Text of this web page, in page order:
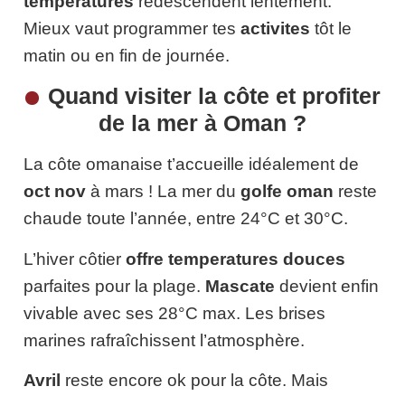
Mieux vaut programmer tes activites tôt le
matin ou en fin de journée.
Quand visiter la côte et profiter
de la mer à Oman ?
La côte omanaise t’accueille idéalement de
oct nov à mars ! La mer du golfe oman reste
chaude toute l’année, entre 24°C et 30°C.
L’hiver côtier offre temperatures douces
parfaites pour la plage. Mascate devient enfin
vivable avec ses 28°C max. Les brises
marines rafraîchissent l’atmosphère.
Avril reste encore ok pour la côte. Mais